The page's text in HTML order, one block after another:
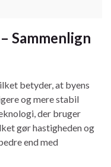
Sammenlign
betyder, at byens
og mere stabil
der bruger
gør hastigheden og
end med